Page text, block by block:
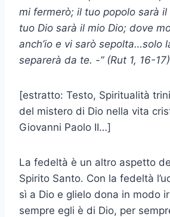
mi fermerò; il tuo popolo sarà
tuo Dio sarà il mio Dio; dove
anch’io e vi sarò sepolta…solo
separerà da te. -” (Rut 1, 16-17)
[estratto: Testo, Spiritualità
del mistero di Dio nella vita
Giovanni Paolo II…]
La fedeltà è un altro aspetto
Spirito Santo. Con la fedeltà
sì a Dio e glielo dona in modo
sempre egli è di Dio, per